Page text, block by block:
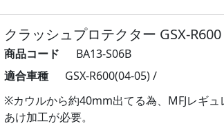
クラッシュプロテクター GSX-
商品コード
BA13-S06B
適合車種
GSX-R600(04-05) /
※カウルから約40mm出てる為、MFJレギ
あけ加工が必要。